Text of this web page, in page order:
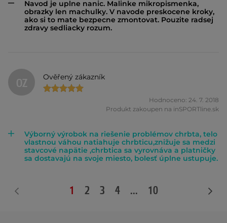
Navod je uplne nanic. Malinke mikropismenka,
obrazky len machulky. V navode preskocene kroky,
ako si to mate bezpecne zmontovat. Pouzite radsej
zdravy sedliacky rozum.
OZ Ověřený zákazník
Hodnoceno: 24. 7. 2018
Produkt zakoupen na inSPORTline.sk
Výborný výrobok na riešenie problémov chrbta, telo
vlastnou váhou natiahuje chrbticu,znižuje sa medzi
stavcové napätie ,chrbtica sa vyrovnáva a platničky
sa dostavajú na svoje miesto, bolesť úplne ustupuje.
1 2 3 4 ... 10